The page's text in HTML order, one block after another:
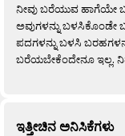
ನೀವು ಬರೆಯುವ
ಅವುಗಳನ್ನು ಬಳಸಿಕೊಂಡೇ
ಪದಗಳನ್ನು ಬಳಸಿ
ಬರೆಯಬೇಕೆಂದೇನೂ ಇಲ್ಲ.
ಇತ್ತೀಚಿನ ಅನಿಸಿಕೆಗಳು